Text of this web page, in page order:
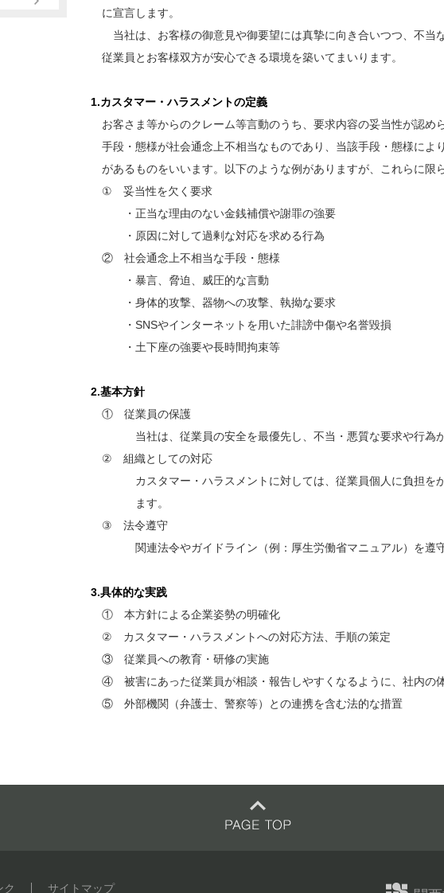
に宣言します。
当社は、お客様の御意見や御要望には真摯に向き合いつつ、不当な
従業員とお客様双方が安心できる環境を築いてまいります。
1.カスタマー・ハラスメントの定義
お客さま等からのクレーム等言動のうち、要求内容の妥当性が認め
手段・態様が社会通念上不相当なものであり、当該手段・態様によ
があるものをいいます。以下のような例がありますが、これらに限
① 妥当性を欠く要求
・正当な理由のない金銭補償や謝罪の強要
・原因に対して過剰な対応を求める行為
② 社会通念上不相当な手段・態様
・暴言、脅迫、威圧的な言動
・身体的攻撃、器物への攻撃、執拗な要求
・SNSやインターネットを用いた誹謗中傷や名誉毀損
・土下座の強要や長時間拘束等
2.基本方針
① 従業員の保護
当社は、従業員の安全を最優先し、不当・悪質な要求や行為か
② 組織としての対応
カスタマー・ハラスメントに対しては、従業員個人に負担をか
ます。
③ 法令遵守
関連法令やガイドライン（例：厚生労働省マニュアル）を遵守
3.具体的な実践
① 本方針による企業姿勢の明確化
② カスタマー・ハラスメントへの対応方法、手順の策定
③ 従業員への教育・研修の実施
④ 被害にあった従業員が相談・報告しやすくなるように、社内の
⑤ 外部機関（弁護士、警察等）との連携を含む法的な措置
ク サイトマップ